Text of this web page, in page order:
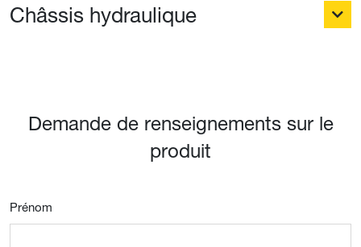
Châssis hydraulique
Demande de renseignements sur le
produit
Prénom